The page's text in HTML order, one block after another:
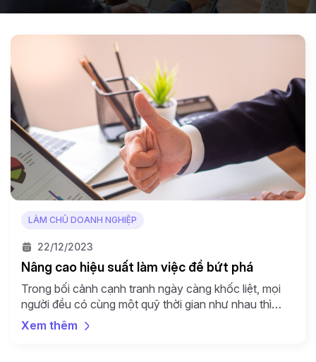
LÀM CHỦ DOANH NGHIỆP
22/12/2023
Nâng cao hiệu suất làm việc để bứt phá
Trong bối cảnh cạnh tranh ngày càng khốc liệt, mọi
người đều có cùng một quỹ thời gian như nhau thì
việc nâng cao hiệu suất làm việc trở thành yêu cầu tất
yếu để doanh nghiệp tồn tại và có những bước đột
Xem thêm